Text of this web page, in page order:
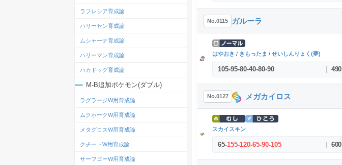
No.0115 ガルーラ
はやおき / きもったま / せいしんりょく(夢)
105-95-80-40-80-90 490
No.0127 メガカイロス
スカイスキン
65-155-120-65-90-105 600
ラフレシア育成論
ハリーセン育成論
ムシャーナ育成論
ハリーマン育成論
ハカドッグ育成論
M-B追加ポケモン(ダブル)
ラグラージW用育成論
ムクホークW用育成論
メタグロスW用育成論
クチートW用育成論
サーフゴーW用育成論